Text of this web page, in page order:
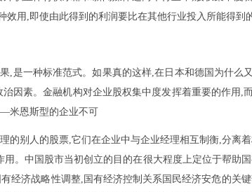
用,即使由此得到的利润要比在其他行业投入所能得到
,是一种标准范式。如果真的这样,在日本和德国为什么
因素。金融机构对企业股权集中度发挥着重要的作用,
米恩斯型的企业不可
的别人的股票,它们在企业中与企业经理相互制衡,分离
。中国股市当初创立的目的在很大程度上定位于帮助
经济战略性调整,国有经济控制关系国民经济安危的关